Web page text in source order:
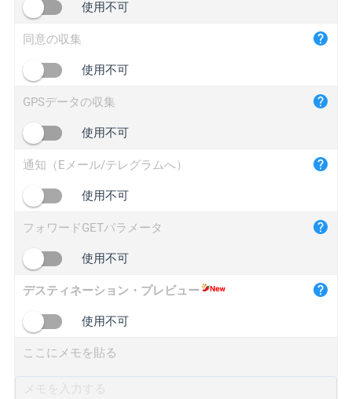
2no.co
yip.su
iplogger.info
iplogger.cn
使用不可
同意の収集
使用不可
GPSデータの収集
使用不可
通知（Eメール/テレグラムへ）
使用不可
フォワードGETパラメータ
使用不可
デスティネーション・プレビュー
使用不可
ここにメモを貼る